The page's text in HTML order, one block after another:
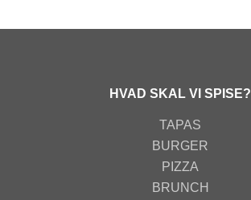
HVAD SKAL VI SPISE?
TAPAS
BURGER
PIZZA
BRUNCH